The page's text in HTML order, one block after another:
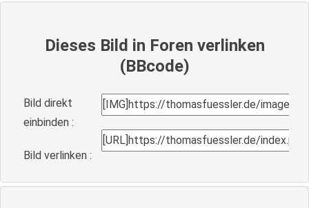
Dieses Bild in Foren verlinken
(BBcode)
Bild direkt
einbinden :
Bild verlinken :